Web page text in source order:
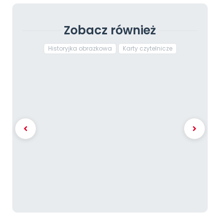
Zobacz również
Historyjka obrazkowa Karty czytelnicze